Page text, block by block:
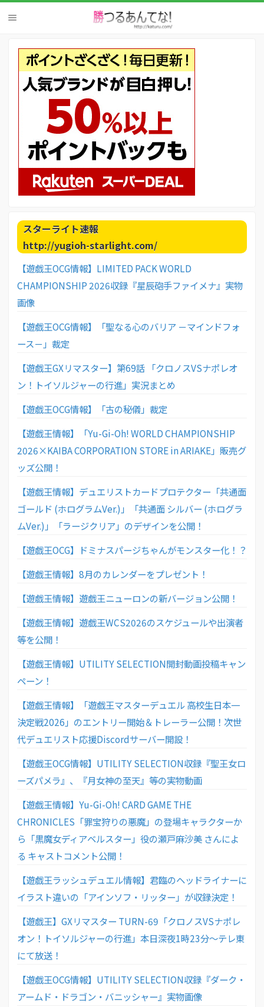
スターライト速報
http://yugioh-starlight.com/
【遊戯王OCG情報】LIMITED PACK WORLD
CHAMPIONSHIP 2026収録『星辰砲手ファイメナ』実物
画像
【遊戯王OCG情報】「聖なる心のバリア －マインドフォ
ース－」裁定
【遊戯王GXリマスター】第69話 「クロノスVSナポレオ
ン！トイソルジャーの行進」実況まとめ
【遊戯王OCG情報】「古の秘儀」裁定
【遊戯王情報】「Yu-Gi-Oh! WORLD CHAMPIONSHIP
2026×KAIBA CORPORATION STORE in ARIAKE」販売グ
ッズ公開！
【遊戯王情報】デュエリストカードプロテクター「共通面
ゴールド (ホログラムVer.)」「共通面 シルバー (ホログラ
ムVer.)」「ラージクリア」のデザインを公開！
【遊戯王OCG】ドミナスパージちゃんがモンスター化！？
【遊戯王情報】8月のカレンダーをプレゼント！
【遊戯王情報】遊戯王ニューロンの新バージョン公開！
【遊戯王情報】遊戯王WCS2026のスケジュールや出演者
等を公開！
【遊戯王情報】UTILITY SELECTION開封動画投稿キャン
ペーン！
【遊戯王情報】「遊戯王マスターデュエル 高校生日本一
決定戦2026」のエントリー開始＆トレーラー公開！次世
代デュエリスト応援Discordサーバー開設！
【遊戯王OCG情報】UTILITY SELECTION収録『聖王女ロ
ーズパメラ』、『月女神の至天』等の実物動画
【遊戯王情報】Yu-Gi-Oh! CARD GAME THE
CHRONICLES「罪宝狩りの悪魔」の登場キャラクターか
ら「黒魔女ディアベルスター」役の瀬戸麻沙美 さんによ
る キャストコメント公開！
【遊戯王ラッシュデュエル情報】君臨のヘッドライナーに
イラスト違いの「アインソフ・リッター」が収録決定！
【遊戯王】GXリマスター TURN-69「クロノスVSナポレ
オン！トイソルジャーの行進」本日深夜1時23分〜テレ東
にて放送！
【遊戯王OCG情報】UTILITY SELECTION収録『ダーク・
アームド・ドラゴン・バニッシャー』実物画像